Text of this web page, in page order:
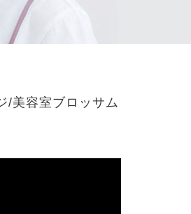
/美容室ブロッサム